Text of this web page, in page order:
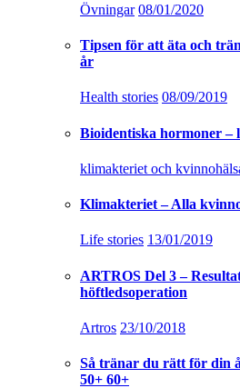
Övningar 08/01/2020
Tipsen för att äta och
år
Health stories 08/09/2019
Bioidentiska hormoner –
klimakteriet och
Klimakteriet – Alla
Life stories 13/01/2019
ARTROS Del 3 –
höftledsoperation
Artros 23/10/2018
Så tränar du rätt för din
50+ 60+